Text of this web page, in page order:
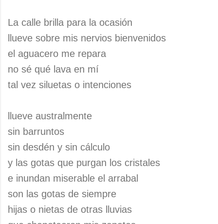
La calle brilla para la ocasión
llueve sobre mis nervios bienvenidos
el aguacero me repara
no sé qué lava en mí
tal vez siluetas o intenciones
llueve australmente
sin barruntos
sin desdén y sin cálculo
y las gotas que purgan los cristales
e inundan miserable el arrabal
son las gotas de siempre
hijas o nietas de otras lluvias